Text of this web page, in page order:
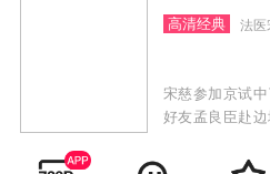
高清经典 法医
宋慈参加京试
好友孟良臣赴
辆马车却载回